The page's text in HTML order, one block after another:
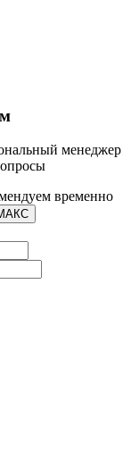
менеджер
временно